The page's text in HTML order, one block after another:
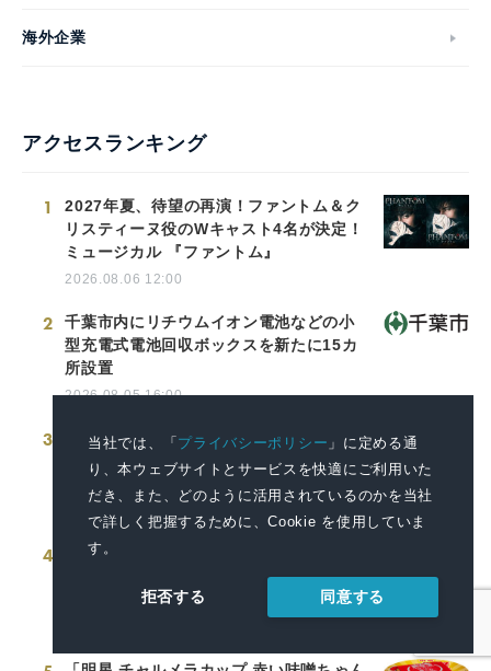
当社では、「プライバシーポリシー 」に定める通
り、本ウェブサイトとサービスを快適にご利用いた
だき、また、どのように活用されているのかを当社
で詳しく把握するために、Cookie を使用していま
す。
拒否する 同意する
海外企業
アクセスランキング
1
2027年夏、待望の再演！ファントム＆ク
リスティーヌ役のWキャスト4名が決定！
ミュージカル 『ファントム』
2026.08.06 12:00
2
千葉市内にリチウムイオン電池などの小
型充電式電池回収ボックスを新たに15カ
所設置
2026.08.05 16:00
3
「明星 一平ちゃん夜店の焼そば 超特盛
からしマヨ2個付」2026年8月24日(月)新
2026.08.07 13:00
4
神奈川県厚木市に初の自社運営型物流拠
点が稼働～住宅資材物流を集約・効率化
し物流ネットワークを最適化～